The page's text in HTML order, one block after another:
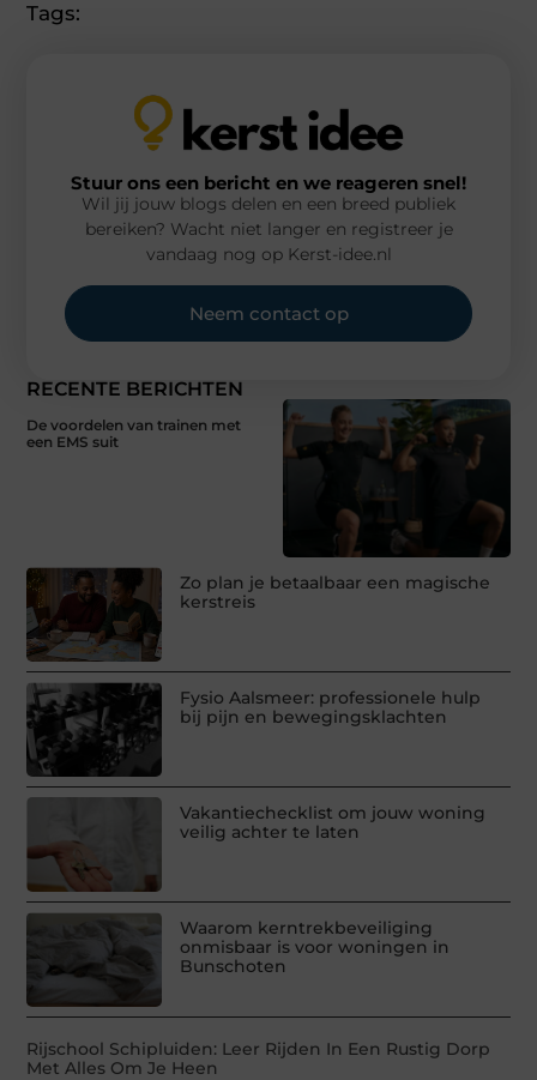
Tags:
RECENTE BERICHTEN
De voordelen van trainen met
een EMS suit
Zo plan je betaalbaar een magische
kerstreis
Fysio Aalsmeer: professionele hulp
bij pijn en bewegingsklachten
Vakantiechecklist om jouw woning
veilig achter te laten
Waarom kerntrekbeveiliging
onmisbaar is voor woningen in
Bunschoten
Rijschool Schipluiden: Leer Rijden In Een Rustig Dorp
Met Alles Om Je Heen
Stuur ons een bericht en we reageren snel!
Wil jij jouw blogs delen en een breed publiek
bereiken? Wacht niet langer en registreer je
vandaag nog op Kerst-idee.nl
Neem contact op